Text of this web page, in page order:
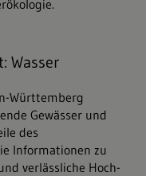
Wasser
Württemberg
Gewässer und
des
Informationen zu
verlässliche Hoch-